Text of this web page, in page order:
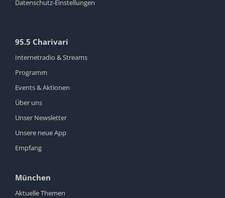
Datenschutz-Einstellungen
95.5 Charivari
Internetradio & Streams
Programm
Events & Aktionen
Über uns
Unser Newsletter
Unsere neue App
Empfang
München
Aktuelle Themen